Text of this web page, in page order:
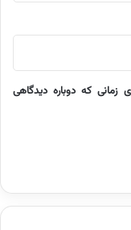
زمانی که دوباره دیدگاهی